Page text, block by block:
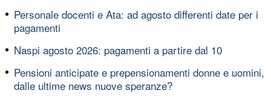
Personale docenti e Ata: ad agosto differenti date per i
pagamenti
Naspi agosto 2026: pagamenti a partire dal 10
Pensioni anticipate e prepensionamenti donne e uomini,
dalle ultime news nuove speranze?